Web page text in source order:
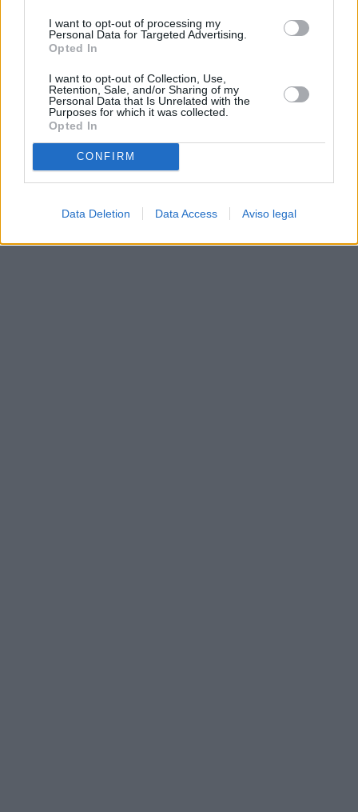
I want to opt-out of processing my
Personal Data for Targeted Advertising.
Opted In
I want to opt-out of Collection, Use,
Retention, Sale, and/or Sharing of my
Personal Data that Is Unrelated with the
Purposes for which it was collected.
Opted In
CONFIRM
Data Deletion Data Access Aviso legal